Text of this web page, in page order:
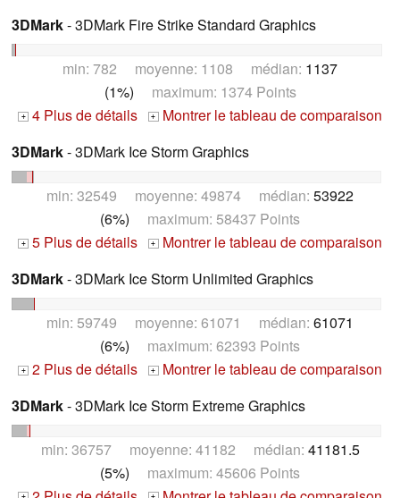
3DMark- 3DMark Fire Strike Standard Graphics
min: 782 moyenne: 1108 médian: 1137
(1%) maximum: 1374 Points
+ 4 Plus de détails + Montrer le tableau de comparaison
3DMark- 3DMark Ice Storm Graphics
min: 32549 moyenne: 49874 médian: 53922
(6%) maximum: 58437 Points
+ 5 Plus de détails + Montrer le tableau de comparaison
3DMark- 3DMark Ice Storm Unlimited Graphics
min: 59749 moyenne: 61071 médian: 61071
(6%) maximum: 62393 Points
+ 2 Plus de détails + Montrer le tableau de comparaison
3DMark- 3DMark Ice Storm Extreme Graphics
min: 36757 moyenne: 41182 médian: 41181.5
(5%) maximum: 45606 Points